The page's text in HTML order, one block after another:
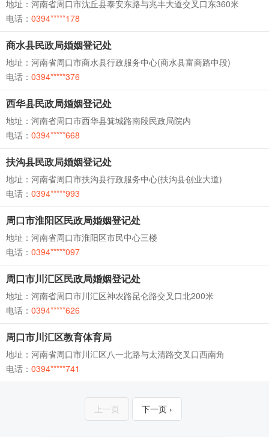
地址：河南省周口市沈丘县泰安东路与兆丰大道交叉口东360米
电话： 0394*****178
商水县民政局婚姻登记处
地址：河南省周口市商水县行政服务中心(商水县富商路中段)
电话： 0394*****376
西华县民政局婚姻登记处
地址：河南省周口市西华县箕城路南段民政局院内
电话： 0394*****668
扶沟县民政局婚姻登记处
地址：河南省周口市扶沟县行政服务中心(扶沟县创业大道)
电话： 0394*****993
周口市淮阳区民政局婚姻登记处
地址：河南省周口市淮阳区市民中心三楼
电话： 0394*****097
周口市川汇区民政局婚姻登记处
地址：河南省周口市川汇区神农路昆仑路交叉口北200米
电话： 0394*****626
周口市川汇区教育体育局
地址：河南省周口市川汇区八一北路与太清路交叉口西南角
电话： 0394*****741
上一页 下一页 ›